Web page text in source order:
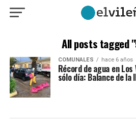
All posts tagged
COMUNALES hace 6 años
Récord de agua en
sólo día: Balance de la